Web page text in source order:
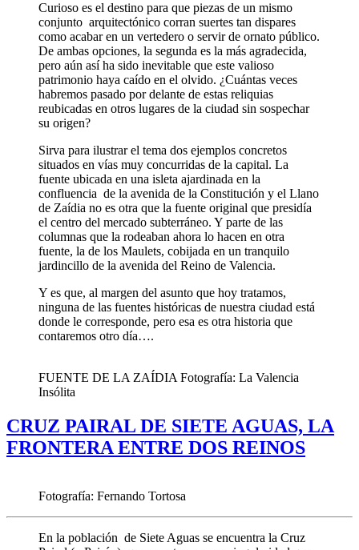
Curioso es el destino para que piezas de un mismo
conjunto arquitectónico corran suertes tan dispares
como acabar en un vertedero o servir de ornato público.
De ambas opciones, la segunda es la más agradecida,
pero aún así ha sido inevitable que este valioso
patrimonio haya caído en el olvido. ¿Cuántas veces
habremos pasado por delante de estas reliquias
reubicadas en otros lugares de la ciudad sin sospechar
su origen?
Sirva para ilustrar el tema dos ejemplos concretos
situados en vías muy concurridas de la capital. La
fuente ubicada en una isleta ajardinada en la
confluencia de la avenida de la Constitución y el Llano
de Zaídia no es otra que la fuente original que presidía
el centro del mercado subterráneo. Y parte de las
columnas que la rodeaban ahora lo hacen en otra
fuente, la de los Maulets, cobijada en un tranquilo
jardincillo de la avenida del Reino de Valencia.
Y es que, al margen del asunto que hoy tratamos,
ninguna de las fuentes históricas de nuestra ciudad está
donde le corresponde, pero esa es otra historia que
contaremos otro día….
FUENTE DE LA ZAÍDIA Fotografía: La Valencia
Insólita
CRUZ PAIRAL DE SIETE AGUAS, LA
FRONTERA ENTRE DOS REINOS
Fotografía: Fernando Tortosa
En la población de Siete Aguas se encuentra la Cruz